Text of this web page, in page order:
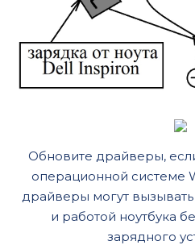
Обновите драйверы,
операционной системе
драйверы могут
и работой ноутбука
зарядного